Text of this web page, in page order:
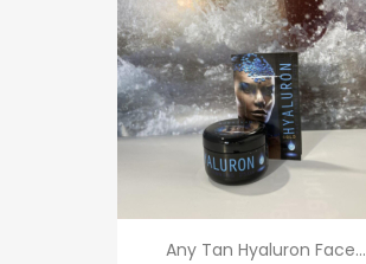
Any Tan Hyaluron Face...